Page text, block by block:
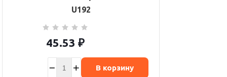
U192
45.53 ₽
В корзину